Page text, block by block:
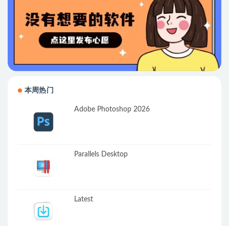
本周热门
Adobe Photoshop 2026
Parallels Desktop
Latest